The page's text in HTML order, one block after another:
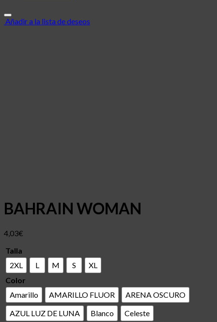
Añadir a la lista de deseos
BAHRAIN WOMAN
4,03€
Talla
2XL
L M S
XL
Color
Amarillo
AMARILLO FLUOR
ARENA OSCURO
AZUL LUZ DE LUNA
Blanco
Celeste